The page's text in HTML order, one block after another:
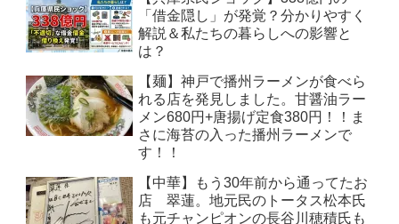
「借金隠し」が発覚？分かりやすく
解説＆私たちの暮らしへの影響と
は？
【麺】神戸で播州ラーメンが食べら
れる店を発見しました。甘醤油ラー
メン680円+唐揚げ定食380円！！ま
さに海苔の入った播州ラーメンで
す！！
【中華】もう30年前から通ってたお
店 翠蓮。地元民のトータス松本氏
も元チャンピオンの長谷川穂積氏も